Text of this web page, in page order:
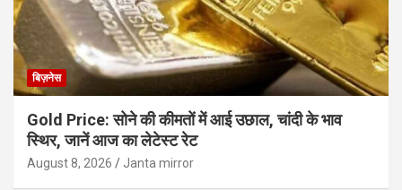
बिज़नेस
Gold Price: सोने की कीमतों में आई उछाल, चांदी के भाव
स्थिर, जानें आज का लेटेस्ट रेट
August 8, 2026 Janta mirror